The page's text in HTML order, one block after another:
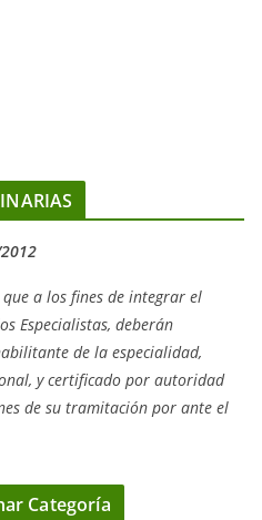
a los fines de integrar el
Especialistas, deberán
de la especialidad,
ycertificado por autoridad
de su tramitación por ante el
Categoría